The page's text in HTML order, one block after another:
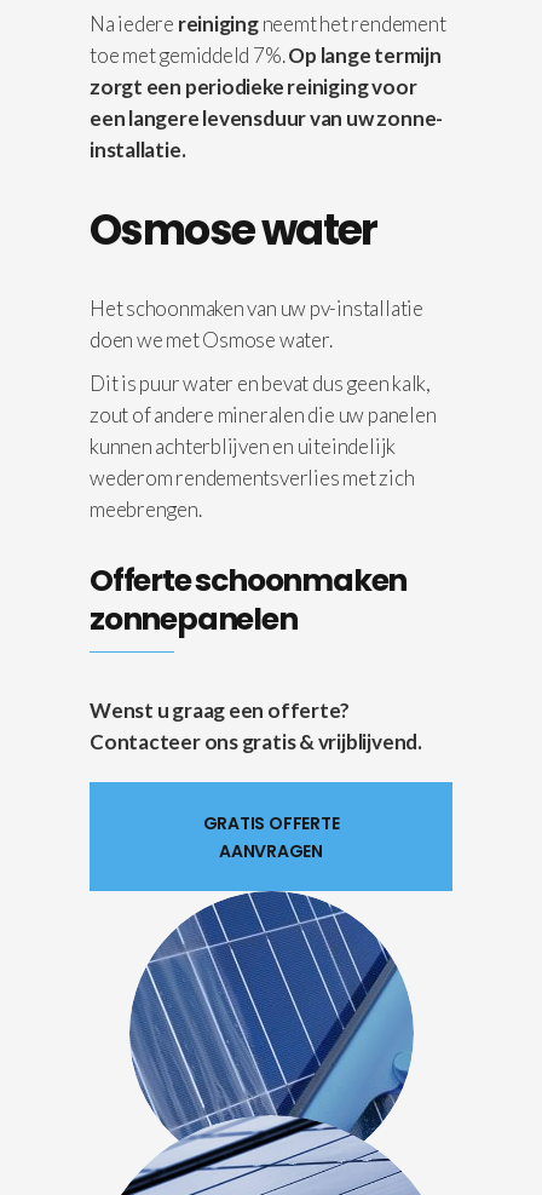
Na iedere reinigingneemt het rendement
toe met gemiddeld 7%.Op lange termijn
zorgt een periodieke reiniging voor
een langere levensduur van uw zonne-
installatie.
Osmose water
Het schoonmaken van uw pv-installatie
doen we met Osmose water.
Dit is puur water en bevat dus geen kalk,
zout of andere mineralen die uw panelen
kunnen achterblijven en uiteindelijk
wederom rendementsverlies met zich
meebrengen.
Offerte schoonmaken
zonnepanelen
Wenst u graag een offerte?
Contacteer ons gratis & vrijblijvend.
GRATIS OFFERTE
AANVRAGEN